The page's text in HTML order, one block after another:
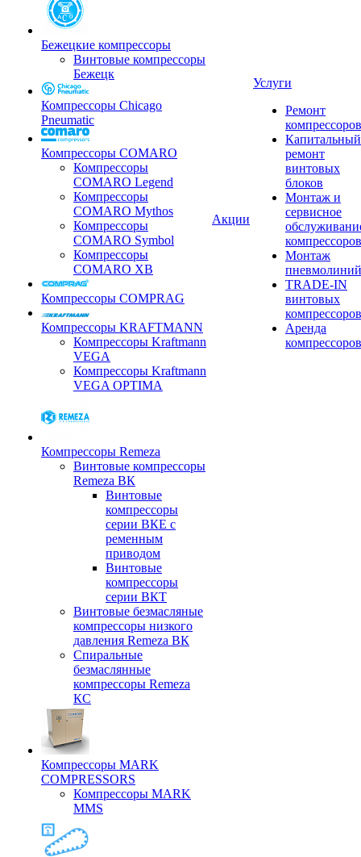
Бежецкие компрессоры
Винтовые компрессоры
Бежецк
Компрессоры Chicago
Pneumatic
Компрессоры COMARO
Компрессоры
COMARO Legend
Компрессоры
COMARO Mythos
Компрессоры
COMARO Symbol
Компрессоры
COMARO XB
Компрессоры COMPRAG
Компрессоры KRAFTMANN
Компрессоры Kraftmann
VEGA
Компрессоры Kraftmann
VEGA OPTIMA
Компрессоры Remeza
Винтовые компрессоры
Remeza ВК
Винтовые
компрессоры
серии ВКЕ с
ременным
приводом
Винтовые
компрессоры
серии ВКТ
Винтовые безмасляные
компрессоры низкого
давления Remeza ВК
Спиральные
безмаслянные
компрессоры Remeza
КС
Компрессоры MARK
COMPRESSORS
Компрессоры MARK
MMS
Акции
Услуги
Ремонт
компрессоров
Капитальный
ремонт
винтовых
блоков
Монтаж и
сервисное
компрессоров
Монтаж
пневмолиний
TRADE-IN
винтовых
компрессоров
Аренда
компрессоров